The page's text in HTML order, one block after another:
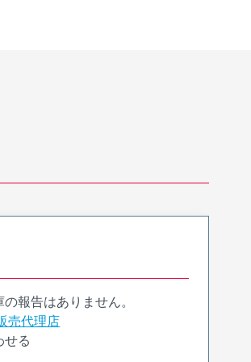
報告はありません。
売代理店
せる